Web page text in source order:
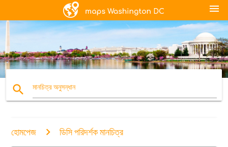
menu
search মানচিত্র অনুসন্ধান
হোমপেজ ডিসি পরিদর্শক মানচিত্র